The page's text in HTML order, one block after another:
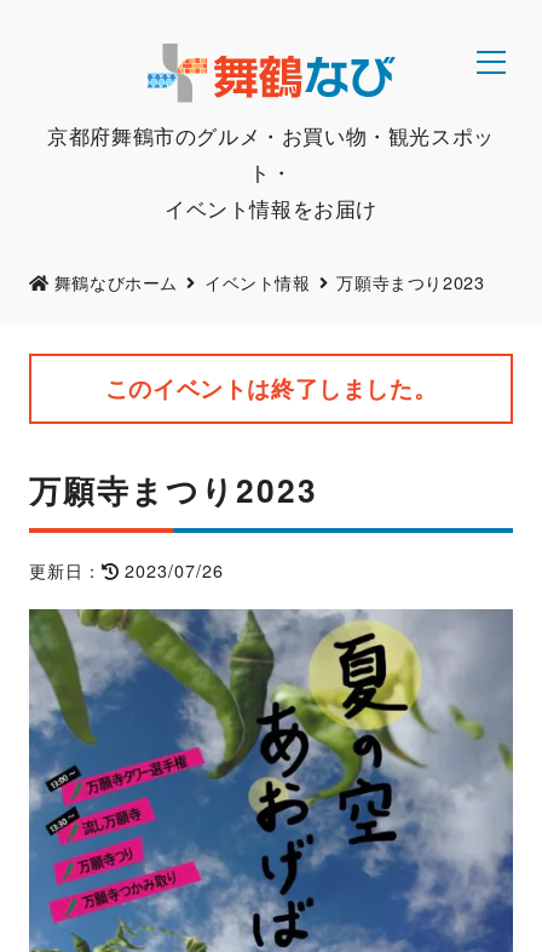
京都府舞鶴市のグルメ・お買い物・観光スポッ
ト・
イベント情報をお届け
舞鶴なびホーム イベント情報 万願寺まつり2023
このイベントは終了しました。
万願寺まつり2023
更新日： 2023/07/26